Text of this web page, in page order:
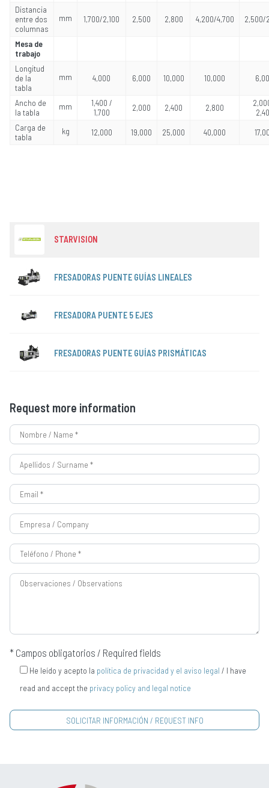
STARVISION
FRESADORAS PUENTE GUÍAS LINEALES
FRESADORA PUENTE 5 EJES
FRESADORAS PUENTE GUÍAS PRISMÁTICAS
Request more information
* Campos obligatorios / Required fields
He leído y acepto la política de privacidad y el aviso legal / I have
read and accept the privacy policy and legal notice
Distancia
entre dos
columnas
mm 1,700/2,100 2,500 2,800 4,200/4,700 2,500/
Mesa de
trabajo
Longitud
de la
tabla
mm 4,000 6,000 10,000 10,000
Ancho de
la tabla
mm
1,400 /
1,700
2,000 2,400 2,800
Carga de
tabla
kg 12,000 19,000 25,000 40,000